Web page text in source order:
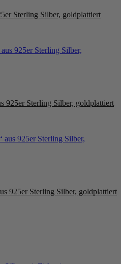
Sterling Silber, goldplattiert
925er Sterling Silber, goldplattiert
925er Sterling Silber, goldplattiert